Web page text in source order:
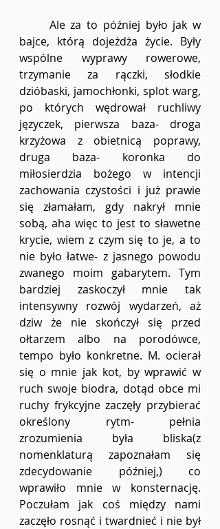
bajce, którą dojeżdża życie. Były
wspólne wyprawy rowerowe,
trzymanie za rączki, słodkie
dzióbaski, jamochłonki, splot warg,
po których wędrował ruchliwy
języczek, pierwsza baza- droga
krzyżowa z obietnicą poprawy,
druga baza- koronka do
miłosierdzia bożego w intencji
zachowania czystości i już prawie
się złamałam, gdy nakrył mnie
sobą, aha więc to jest to sławetne
krycie, wiem z czym się to je, a to
nie było łatwe- z jasnego powodu
zwanego moim gabarytem. Tym
bardziej zaskoczył mnie tak
intensywny rozwój wydarzeń, aż
dziw że nie skończył się przed
ołtarzem albo na porodówce,
tempo było konkretne. M. ocierał
się o mnie jak kot, by wprawić w
ruch swoje biodra, dotąd obce mi
ruchy frykcyjne zaczęły przybierać
określony rytm- pełnia
zrozumienia była bliska(z
nomenklaturą zapoznałam się
zdecydowanie później,) co
wprawiło mnie w konsternację.
Poczułam jak coś między nami
zaczęło rosnąć i twardnieć i nie był